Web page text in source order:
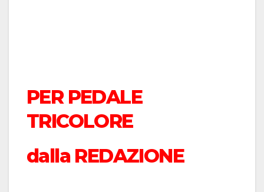
PER PEDALE
TRICOLORE
dalla REDAZIONE